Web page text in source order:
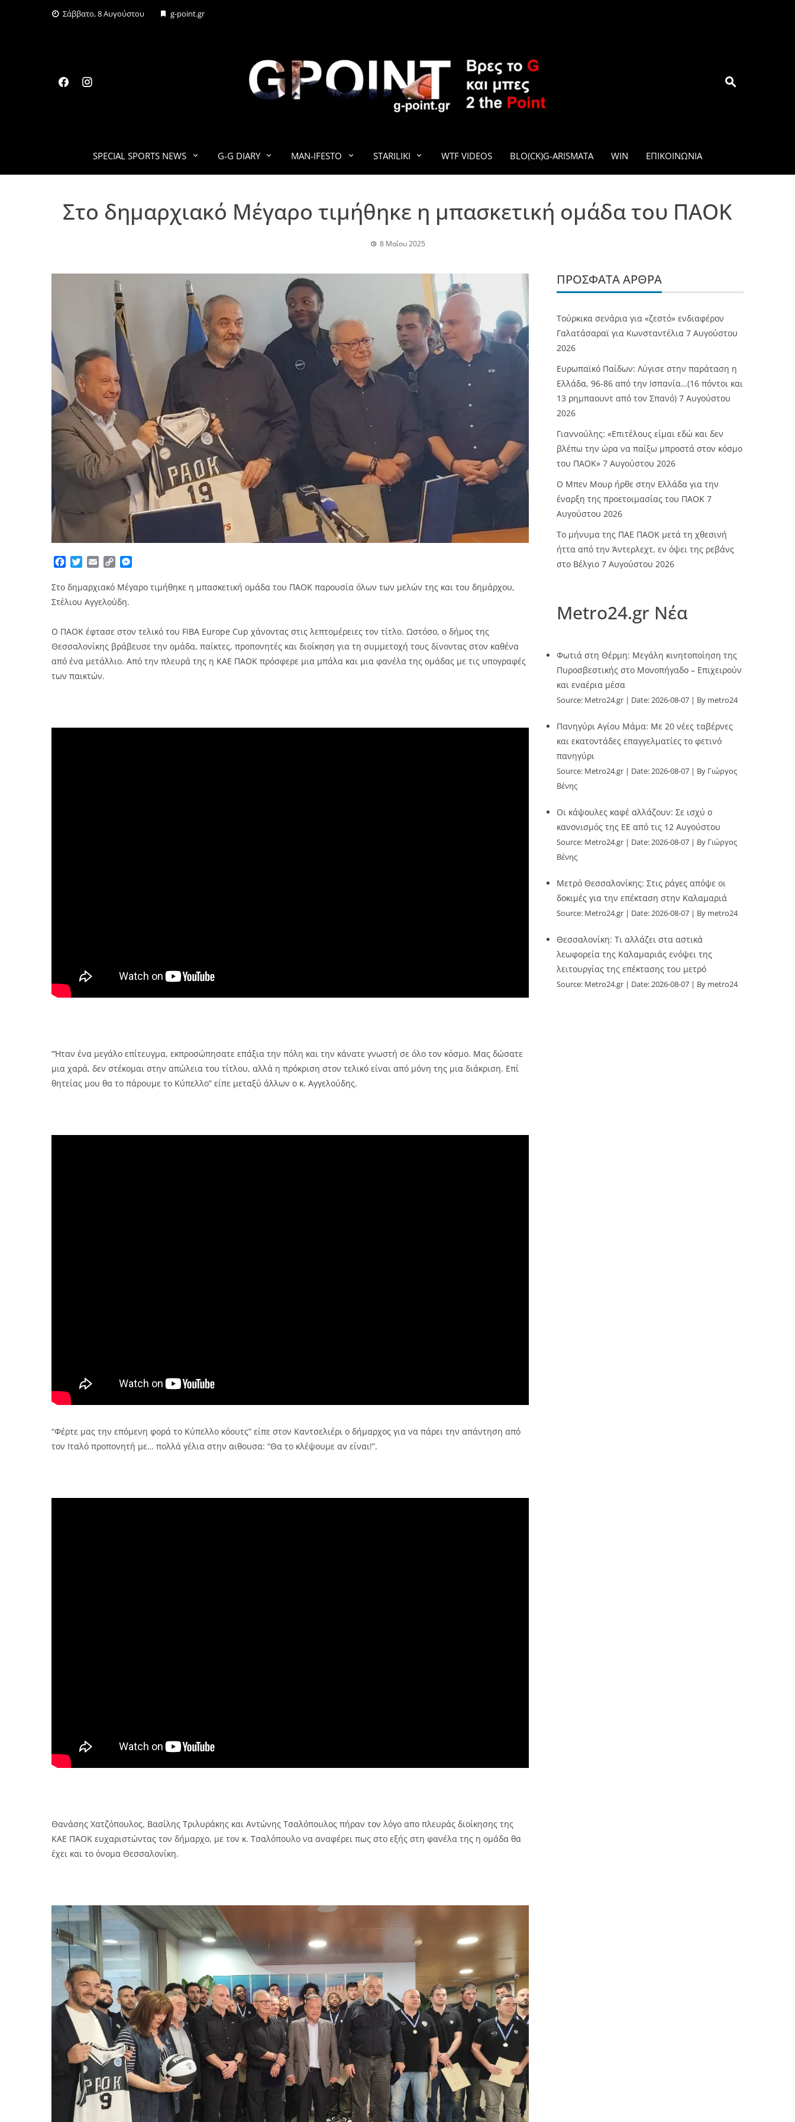
Σάββατο, 8 Αυγούστου g-point.gr
G-POINT.GR
SPECIAL SPORTS NEWS G-G DIARY MAN-IFESTO STARILIKI WTF VIDEOS BLO(CK)G-ARISMATA WIN ΕΠΙΚΟΙΝΩΝΊΑ
Στο δημαρχιακό Μέγαρο τιμήθηκε η μπασκετική ομάδα του ΠΑΟΚ
8 Μαΐου 2025
Facebook
TwitterEmailCopy
Στο δημαρχιακό Μέγαρο τιμήθηκε η μπασκετική ομάδα του ΠΑΟΚ παρουσία όλων των μελών της και του δημάρχου,
Στέλιου Αγγελούδη.
Ο ΠΑΟΚ έφτασε στον τελικό του FIBA Europe Cup χάνοντας στις λεπτομέρειες τον τίτλο. Ωστόσο, ο δήμος της
Θεσσαλονίκης βράβευσε την ομάδα, παίκτες, προπονητές και διοίκηση για τη συμμετοχή τους δίνοντας στον καθένα
από ένα μετάλλιο. Από την πλευρά της η ΚΑΕ ΠΑΟΚ πρόσφερε μια μπάλα και μια φανέλα της ομάδας με τις υπογραφές
των παικτών.
“Ήταν ένα μεγάλο επίτευγμα, εκπροσώπησατε επάξια την πόλη και την κάνατε γνωστή σε όλο τον κόσμο. Μας δώσατε
μια χαρά, δεν στέκομαι στην απώλεια του τίτλου, αλλά η πρόκριση στον τελικό είναι από μόνη της μια διάκριση. Επί
θητείας μου θα το πάρουμε το Κύπελλο” είπε μεταξύ άλλων ο κ. Αγγελούδης.
“Φέρτε μας την επόμενη φορά το Κύπελλο κόουτς” είπε στον Καντσελιέρι ο δήμαρχος για να πάρει την απάντηση από
τον Ιταλό προπονητή με… πολλά γέλια στην αιθουσα: “Θα το κλέψουμε αν είναι!”.
Θανάσης Χατζόπουλος, Βασίλης Τριλυράκης και Αντώνης Τσαλόπουλος πήραν τον λόγο απο πλευράς διοίκησης της
ΚΑΕ ΠΑΟΚ ευχαριστώντας τον δήμαρχο, με τον κ. Τσαλόπουλο να αναφέρει πως στο εξής στη φανέλα της η ομάδα θα
έχει και το όνομα Θεσσαλονίκη.
ΠΡΌΣΦΑΤΑ ΆΡΘΡΑ
Τούρκικα σενάρια για «ζεστό» ενδιαφέρον
Γαλατάσαραϊ για Κωνσταντέλια 7 Αυγούστου
2026
Ευρωπαϊκό Παίδων: Λύγισε στην παράταση η
Ελλάδα, 96-86 από την Ισπανία…(16 πόντοι και
13 ρημπαουντ από τον Σπανό) 7 Αυγούστου
2026
Γιαννούλης: «Επιτέλους είμαι εδώ και δεν
βλέπω την ώρα να παίξω μπροστά στον κόσμο
του ΠΑΟΚ» 7 Αυγούστου 2026
O Mπεν Μουρ ήρθε στην Ελλάδα για την
έναρξη της προετοιμασίας του ΠΑΟΚ 7
Αυγούστου 2026
Το μήνυμα της ΠΑΕ ΠΑΟΚ μετά τη χθεσινή
ήττα από την Άντερλεχτ, εν όψει της ρεβάνς
στο Βέλγιο 7 Αυγούστου 2026
Metro24.gr Νέα
Φωτιά στη Θέρμη: Μεγάλη κινητοποίηση της
Πυροσβεστικής στο Μονοπήγαδο – Επιχειρούν
και εναέρια μέσα
Source: Metro24.gr Date: 2026-08-07 By metro24
Πανηγύρι Αγίου Μάμα: Με 20 νέες ταβέρνες
και εκατοντάδες επαγγελματίες το φετινό
πανηγύρι
Source: Metro24.gr Date: 2026-08-07
By Γιώργος
Βένης
Οι κάψουλες καφέ αλλάζουν: Σε ισχύ ο
κανονισμός της ΕΕ από τις 12 Αυγούστου
Source: Metro24.gr Date: 2026-08-07
By Γιώργος
Βένης
Μετρό Θεσσαλονίκης: Στις ράγες απόψε οι
δοκιμές για την επέκταση στην Καλαμαριά
Source: Metro24.gr Date: 2026-08-07 By metro24
Θεσσαλονίκη: Τι αλλάζει στα αστικά
λεωφορεία της Καλαμαριάς ενόψει της
λειτουργίας της επέκτασης του μετρό
Source: Metro24.gr Date: 2026-08-07 By metro24